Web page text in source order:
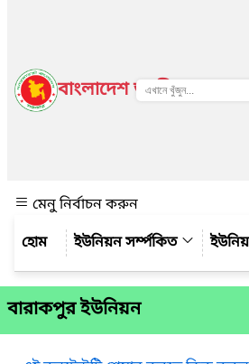
বাংলাদেশ জাতীয় তথ্য
মেনু নির্বাচন করুন
ইউনিয়ন সর্ম্পকিত
বারাকপুর ইউনিয়ন